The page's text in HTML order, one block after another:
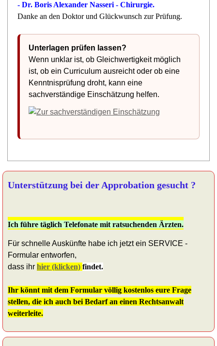
- Dr. Boris Alexander Nasseri - Chirurgie.
Danke an den Doktor und Glückwunsch zur Prüfung.
Unterlagen prüfen lassen?
Wenn unklar ist, ob Gleichwertigkeit möglich
ist, ob ein Curriculum ausreicht oder ob eine
Kenntnisprüfung droht, kann eine
sachverständige Einschätzung helfen.
Unterstützung bei der Approbation gesucht ?
Ich führe täglich Telefonate mit ratsuchenden Ärzten.
Für schnelle Auskünfte habe ich jetzt ein SERVICE -
Formular entworfen,
dass ihr hier (klicken) findet.
Ihr könnt mit dem Formular völlig kostenlos eure Frage
stellen, die ich auch bei Bedarf an einen Rechtsanwalt
weiterleite.